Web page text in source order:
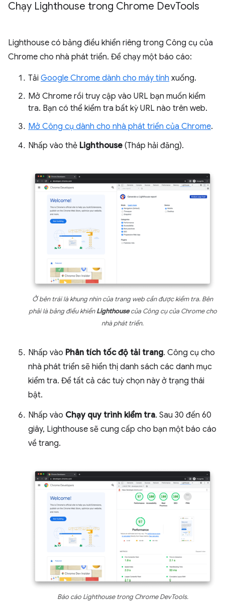
Chạy Lighthouse trong Chrome DevTools
Lighthouse có bảng điều khiển riêng trong Công cụ của
Chrome cho nhà phát triển. Để chạy một báo cáo:
Tải Google Chrome dành cho máy tính xuống.
Mở Chrome rồi truy cập vào URL bạn muốn kiểm
tra. Bạn có thể kiểm tra bất kỳ URL nào trên web.
Mở Công cụ dành cho nhà phát triển của Chrome.
Nhấp vào thẻ Lighthouse (Tháp hải đăng).
Ở bên trái là khung nhìn của trang web cần được kiểm tra. Bên
phải là bảng điều khiểnLighthousecủa Công cụ của Chrome cho
nhà phát triển.
Nhấp vào Phân tích tốc độ tải trang. Công cụ cho
nhà phát triển sẽ hiển thị danh sách các danh mục
kiểm tra. Để tất cả các tuỳ chọn này ở trạng thái
bật.
Nhấp vào Chạy quy trình kiểm tra. Sau 30 đến 60
giây, Lighthouse sẽ cung cấp cho bạn một báo cáo
về trang.
Báo cáo Lighthouse trong Chrome DevTools.